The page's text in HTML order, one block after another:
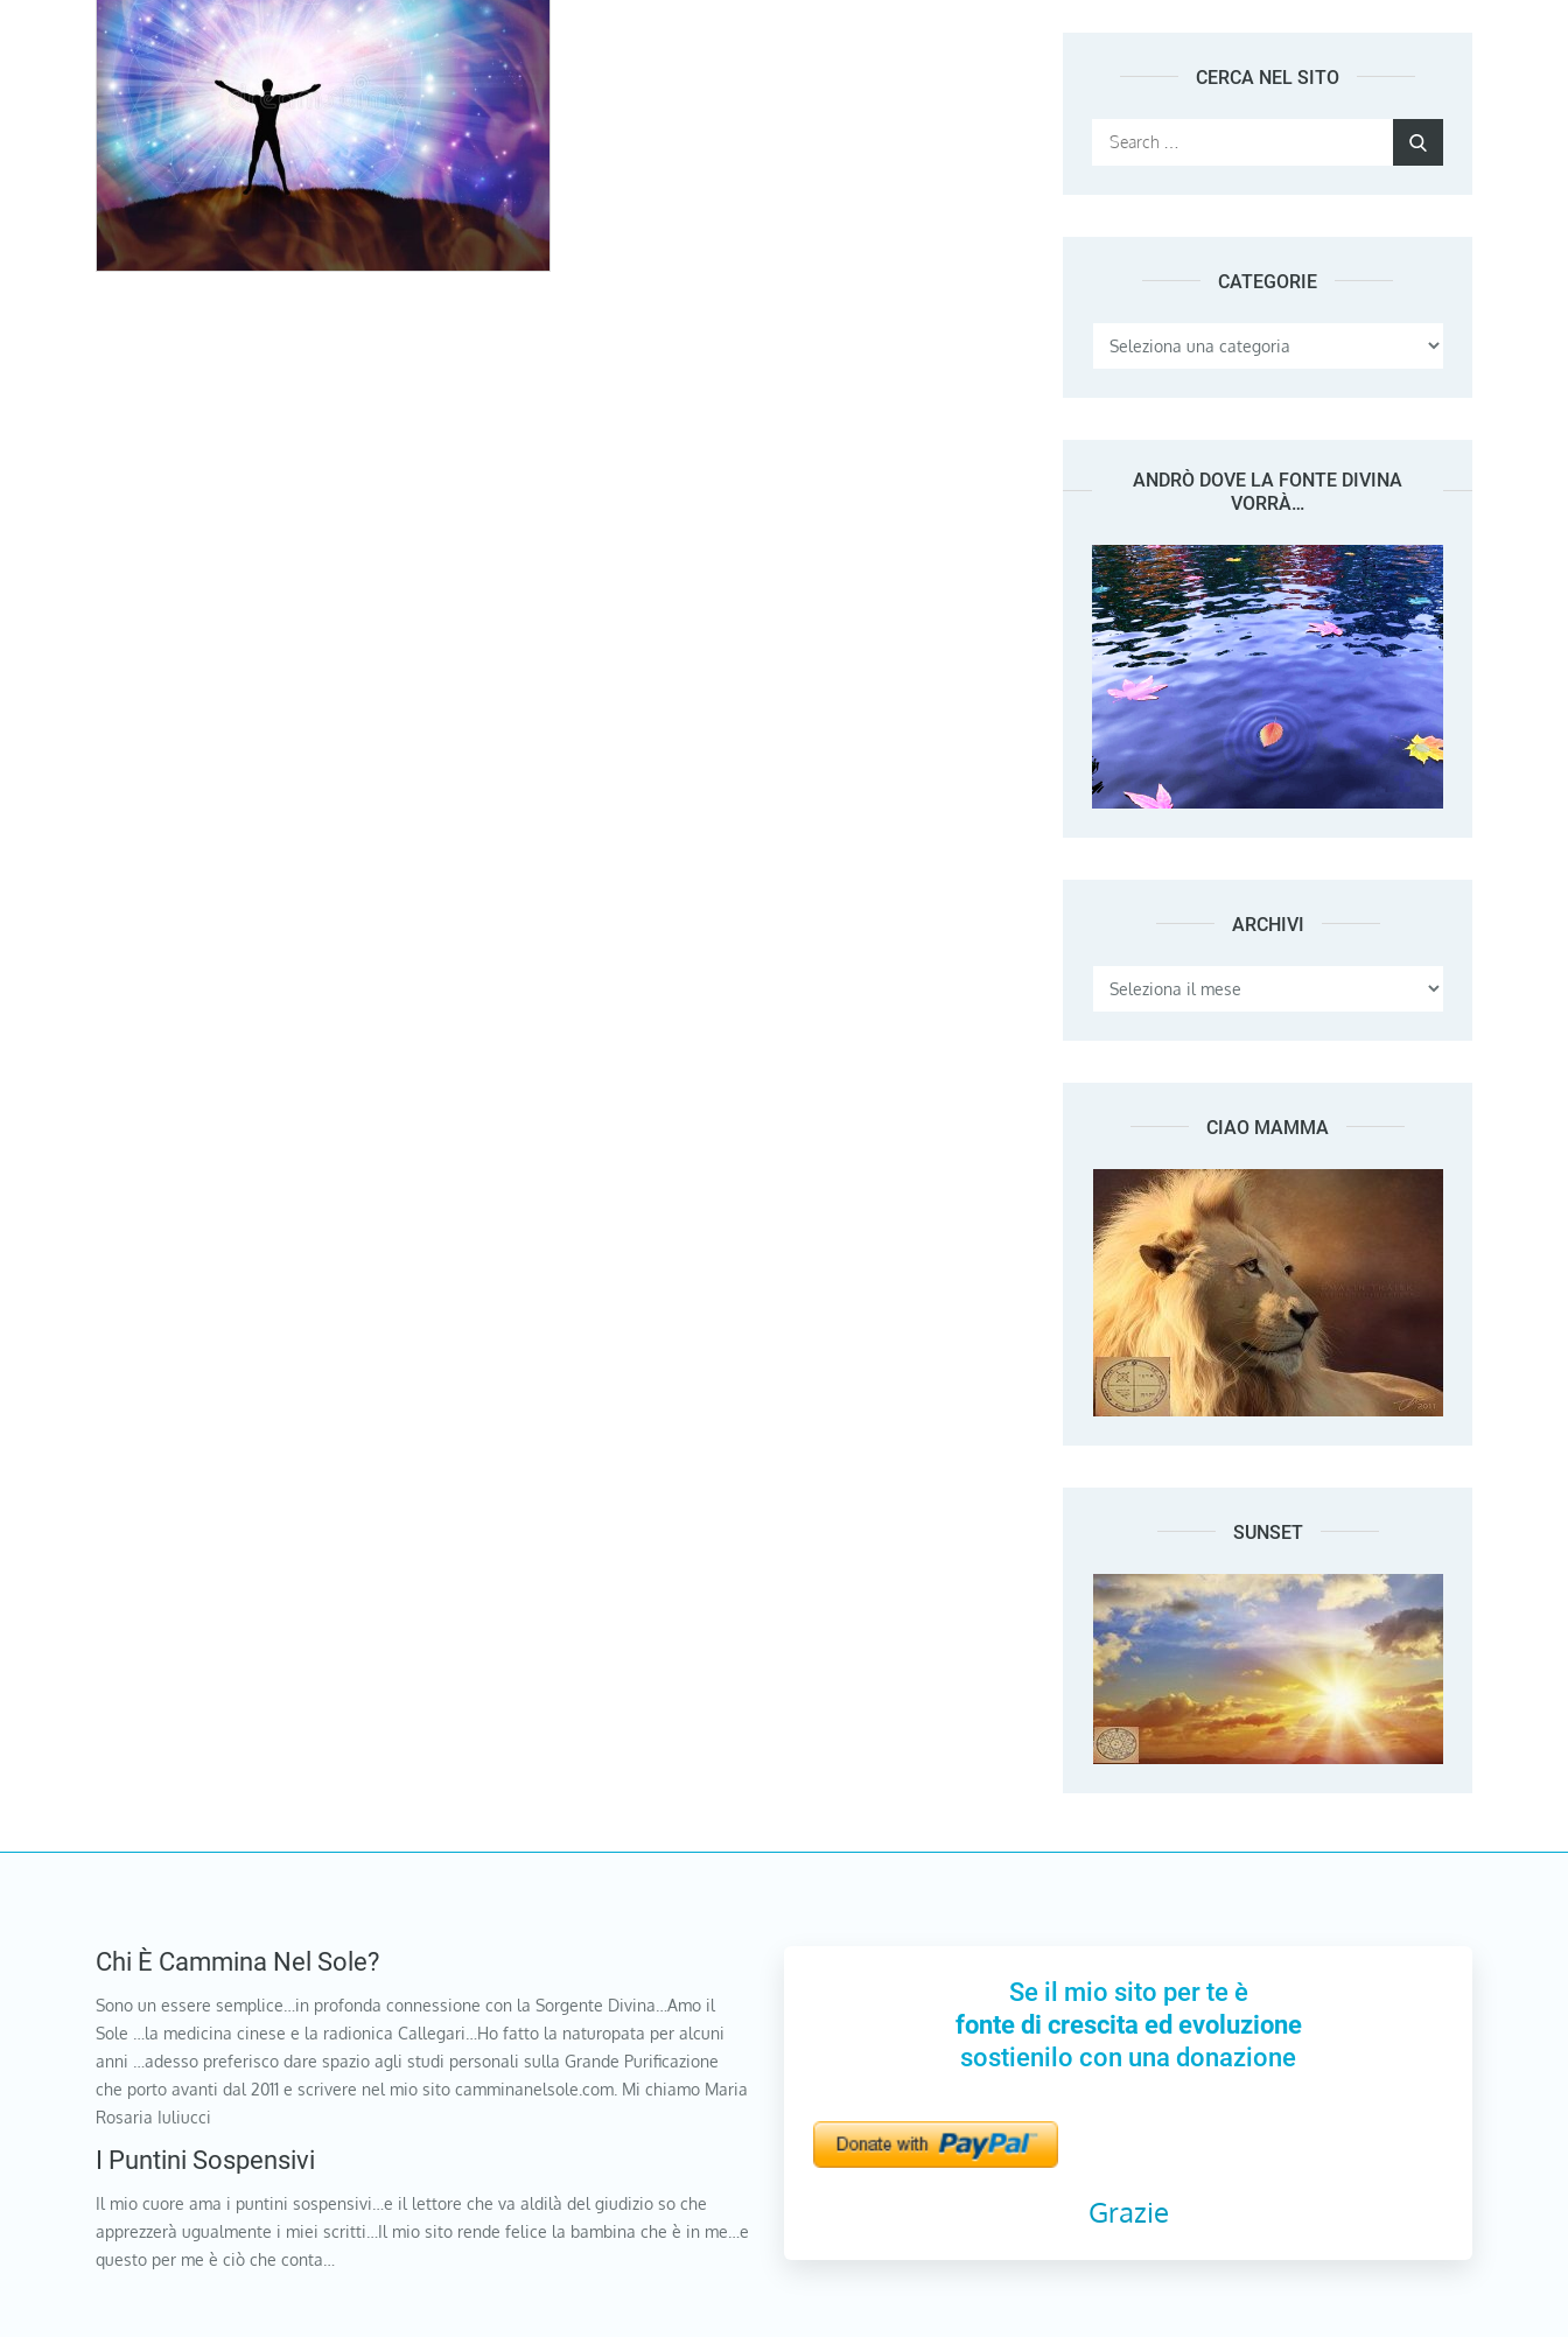
CERCA NEL SITO
Search
CATEGORIE
Categorie
ANDRÒ DOVE LA FONTE DIVINA
VORRÀ…
ARCHIVI Archivi
CIAO MAMMA
SUNSET
Chi È Cammina Nel Sole?
Sono un essere semplice…in profonda connessione con la Sorgente Divina…Amo il
Sole …la medicina cinese e la radionica Callegari…Ho fatto la naturopata per alcuni
anni …adesso preferisco dare spazio agli studi personali sulla Grande Purificazione
che porto avanti dal 2011 e scrivere nel mio sito camminanelsole.com. Mi chiamo Maria
Rosaria Iuliucci
I Puntini Sospensivi
Il mio cuore ama i puntini sospensivi…e il lettore che va aldilà del giudizio so che
apprezzerà ugualmente i miei scritti…Il mio sito rende felice la bambina che è in me…e
questo per me è ciò che conta…
Se il mio sito per te è
fonte di crescita ed evoluzione
sostienilo con una donazione
Grazie